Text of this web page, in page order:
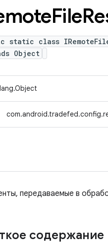
File
static class
Object
передаваемые в
содержание